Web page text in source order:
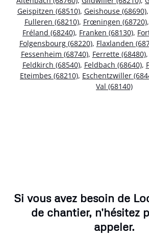
Geispitzen (68510), Geishouse (68690),
Fulleren (68210), Frœningen (68720),
Fréland (68240), Franken (68130),
Folgensbourg (68220), Flaxlanden
Fessenheim (68740), Ferrette (68480),
Feldkirch (68540), Feldbach (68640),
Eteimbes (68210), Eschentzwiller
Val (68140)
Si vous avez besoin de
de chantier, n'hésitez
appeler.